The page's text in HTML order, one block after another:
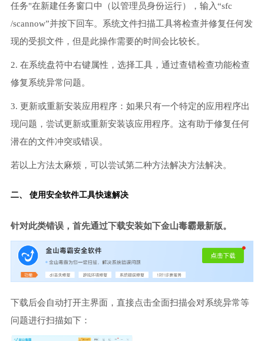
任务"在新建任务窗口中（以管理员身份运行），输入“sfc
/scannow”并按下回车。系统文件扫描工具将检查并修复任何发
现的受损文件，但是此操作需要的时间会比较长。
2. 在系统盘符中右键属性，选择工具，通过查错检查功能检查
修复系统异常问题。
3. 更新或重新安装应用程序：如果只有一个特定的应用程序出
现问题，尝试更新或重新安装该应用程序。这有助于修复任何
潜在的文件冲突或错误。
若以上方法太麻烦，可以尝试第二种方法解决方法解决。
二、 使用安全软件工具快速解决
针对此类错误，首先通过下载安装如下金山毒霸最新版。
下载后会自动打开主界面，直接点击全面扫描会对系统异常等
问题进行扫描如下：